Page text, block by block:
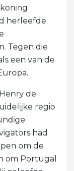
herleefde
Tegen die
een van de
de
regio
had
om de
om Portugal